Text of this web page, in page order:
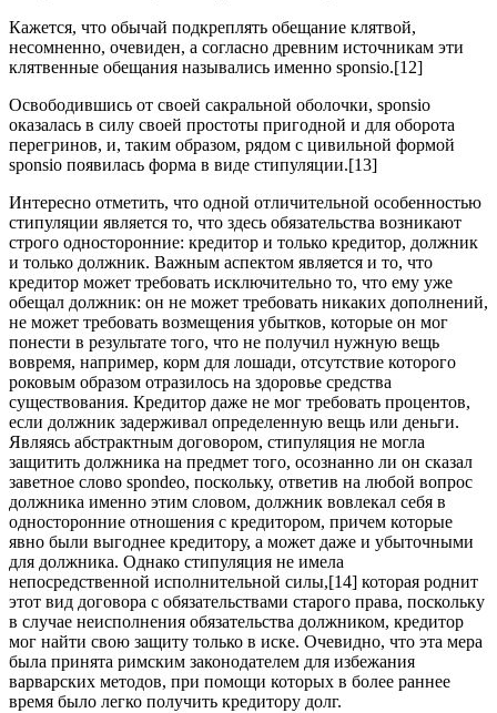
Кажется, что обычай подкреплять обещание клятвой,
несомненно, очевиден, а согласно древним источникам эти
клятвенные обещания назывались именно sponsio.[12]
Освободившись от своей сакральной оболочки, sponsio
оказалась в силу своей простоты пригодной и для оборота
перегринов, и, таким образом, рядом с цивильной формой
sponsio появилась форма в виде стипуляции.[13]
Интересно отметить, что одной отличительной особенностью
стипуляции является то, что здесь обязательства возникают
строго односторонние: кредитор и только кредитор, должник
и только должник. Важным аспектом является и то, что
кредитор может требовать исключительно то, что ему уже
обещал должник: он не может требовать никаких дополнений,
не может требовать возмещения убытков, которые он мог
понести в результате того, что не получил нужную вещь
вовремя, например, корм для лошади, отсутствие которого
роковым образом отразилось на здоровье средства
существования. Кредитор даже не мог требовать процентов,
если должник задерживал определенную вещь или деньги.
Являясь абстрактным договором, стипуляция не могла
защитить должника на предмет того, осознанно ли он сказал
заветное слово spondeo, поскольку, ответив на любой вопрос
должника именно этим словом, должник вовлекал себя в
односторонние отношения с кредитором, причем которые
явно были выгоднее кредитору, а может даже и убыточными
для должника. Однако стипуляция не имела
непосредственной исполнительной силы,[14] которая роднит
этот вид договора с обязательствами старого права, поскольку
в случае неисполнения обязательства должником, кредитор
мог найти свою защиту только в иске. Очевидно, что эта мера
была принята римским законодателем для избежания
варварских методов, при помощи которых в более раннее
время было легко получить кредитору долг.